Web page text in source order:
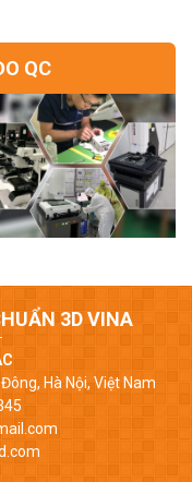
QC
3D VINA
Hà Nội, Việt Nam